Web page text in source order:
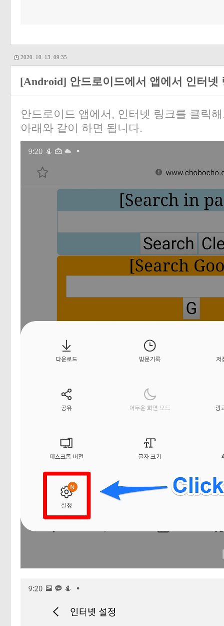
2020. 10. 13. 09:35
[Android] 안드로이드에서 앱에서 인터넷
안드로이드 앱에서, 인터넷 링크를 클릭
아래와 같이 하면 됩니다.